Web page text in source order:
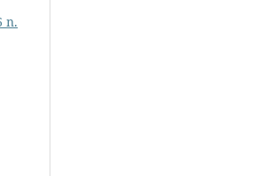
n.